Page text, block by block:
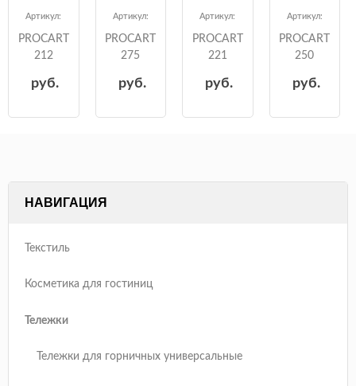
Артикул:
PROCART
212
руб.
Артикул:
PROCART
275
руб.
Артикул:
PROCART
221
руб.
Артикул:
PROCART
250
руб.
НАВИГАЦИЯ
Текстиль
Косметика для гостиниц
Тележки
Тележки для горничных универсальные